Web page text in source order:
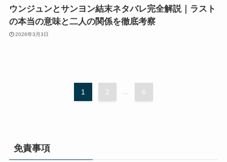
ウンジュンとサンヨン結末ネタバレ完全解説｜ラスト
の本当の意味と二人の関係を徹底考察
2026年3月3日
1 2 ... 6
免責事項